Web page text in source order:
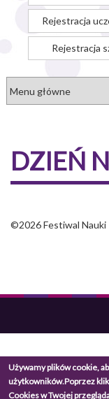
Rejestracja
Rejestracja
DZIEŃ
©2026 Festiwal Nauki
Używamy plików cookie,
użytkowników.Poprzez
Cookies w Twojej